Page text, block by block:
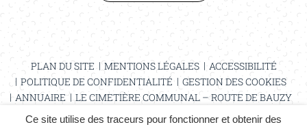
Ce site utilise des traceurs pour fonctionner et obtenir des
PLAN DU SITE MENTIONS LÉGALES
ACCESSIBILITÉ
POLITIQUE DE CONFIDENTIALITÉ
GESTION DES COOKIES
ANNUAIRE
LE CIMETIÈRE COMMUNAL – ROUTE DE BAUZY
EMPLOI == PROPULSE
PÊCHE À L’ÉTANG COMMUNAL